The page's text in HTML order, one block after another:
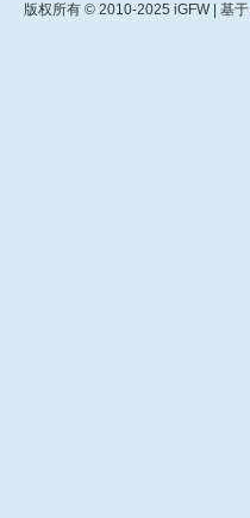
版权所有 © 2010-2025 iGFW | 基于